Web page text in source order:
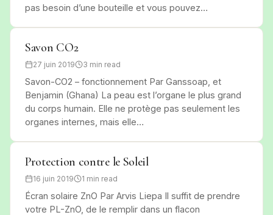
pas besoin d’une bouteille et vous pouvez…
Savon CO2
27 juin 2019 3 min read
Savon-CO2 – fonctionnement Par Ganssoap, et
Benjamin (Ghana) La peau est l’organe le plus grand
du corps humain. Elle ne protège pas seulement les
organes internes, mais elle…
Protection contre le Soleil
16 juin 2019 1 min read
Écran solaire ZnO Par Arvis Liepa Il suffit de prendre
votre PL-ZnO, de le remplir dans un flacon